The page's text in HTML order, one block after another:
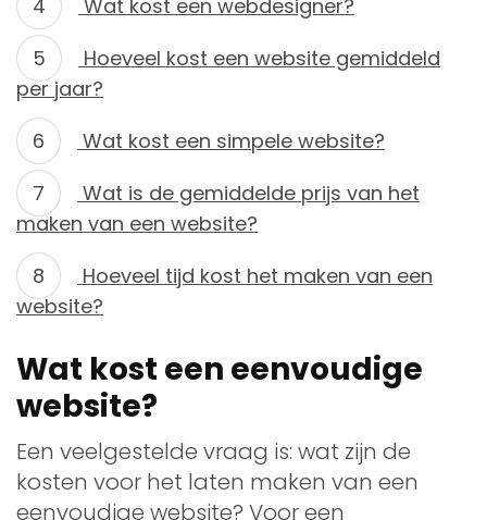
Wat kost een webdesigner?
Hoeveel kost een website gemiddeld
per jaar?
Wat kost een simpele website?
Wat is de gemiddelde prijs van het
maken van een website?
Hoeveel tijd kost het maken van een
website?
Wat kost een eenvoudige
website?
Een veelgestelde vraag is: wat zijn de
kosten voor het laten maken van een
eenvoudige website? Voor een